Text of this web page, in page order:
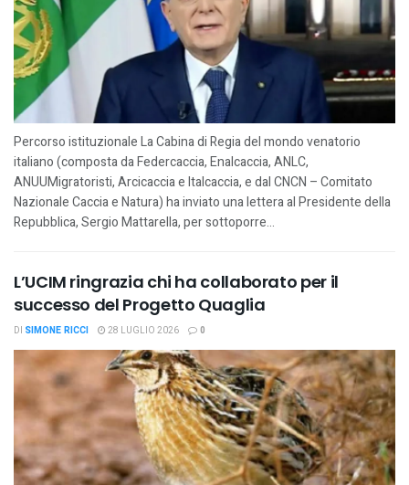
Percorso istituzionale La Cabina di Regia del mondo venatorio
italiano (composta da Federcaccia, Enalcaccia, ANLC,
ANUUMigratoristi, Arcicaccia e Italcaccia, e dal CNCN – Comitato
Nazionale Caccia e Natura) ha inviato una lettera al Presidente della
Repubblica, Sergio Mattarella, per sottoporre...
L’UCIM ringrazia chi ha collaborato per il
successo del Progetto Quaglia
DI SIMONE RICCI 28 LUGLIO 2026 0